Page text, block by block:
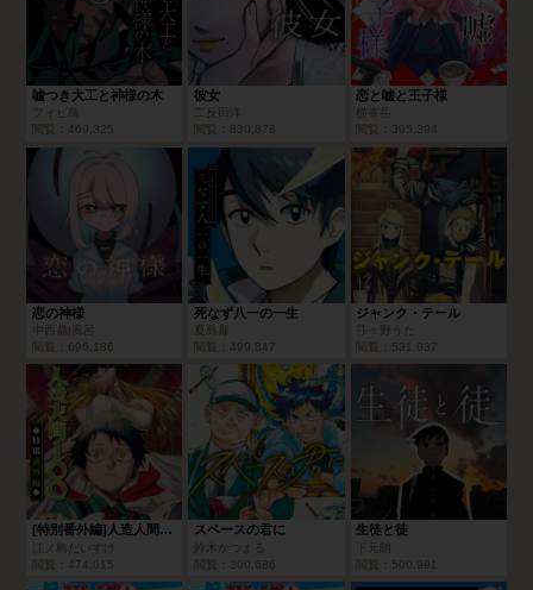
嘘つき大工と神様の木
フィビ鳥
閲覧：
469,325
彼女
二反田洋
閲覧：
830,878
恋と嘘と王子様
横峯岳
閲覧：
395,394
恋の神様
中西鼎|風呂
閲覧：
696,186
死なず八一の一生
夏島扉
閲覧：
499,847
ジャンク・テール
莎々野うた
閲覧：
531,037
[特別番外編]人造人間100
江ノ島だいすけ
閲覧：
474,015
スペースの君に
鈴木かつまる
閲覧：
300,686
生徒と徒
下元朗
閲覧：
500,991